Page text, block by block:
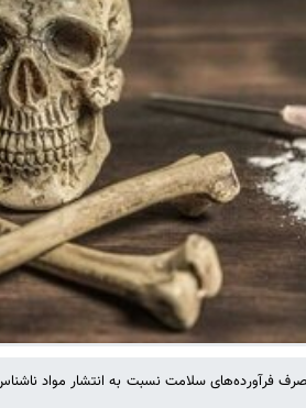
فرآورده‌های سلامت نسبت به انتشار مواد